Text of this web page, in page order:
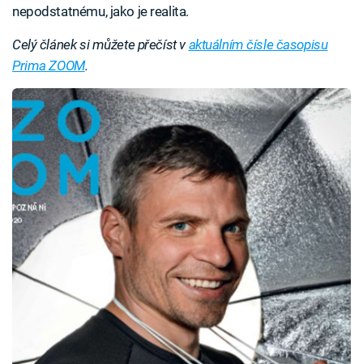
nepodstatnému, jako je realita.
Celý článek si můžete přečíst vaktuálním čísle časopisu
Prima ZOOM.